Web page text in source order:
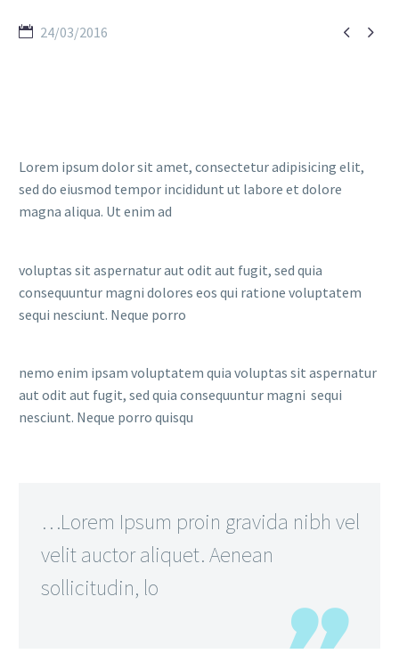
 
24/03/2016
Lorem ipsum dolor sit amet, consectetur adipisicing elit,
sed do eiusmod tempor incididunt ut labore et dolore
magna aliqua. Ut enim ad
voluptas sit aspernatur aut odit aut fugit, sed quia
consequuntur magni dolores eos qui ratione voluptatem
sequi nesciunt. Neque porro
nemo enim ipsam voluptatem quia voluptas sit aspernatur
aut odit aut fugit, sed quia consequuntur magni sequi
nesciunt. Neque porro quisqu
…Lorem Ipsum proin gravida nibh vel
velit auctor aliquet. Aenean
sollicitudin, lo